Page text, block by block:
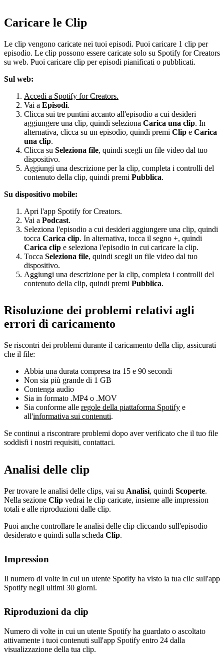
Caricare le Clip
Le clip vengono caricate nei tuoi episodi. Puoi caricare 1 clip per
episodio. Le clip possono essere caricate solo su Spotify for Creators
su web. Puoi caricare clip per episodi pianificati o pubblicati.
Sul web:
Accedi a Spotify for Creators.
Vai a Episodi.
Clicca sui tre puntini accanto all'episodio a cui desideri
aggiungere una clip, quindi seleziona Carica una clip. In
alternativa, clicca su un episodio, quindi premi Clip e Carica
una clip.
Clicca su Seleziona file, quindi scegli un file video dal tuo
dispositivo.
Aggiungi una descrizione per la clip, completa i controlli del
contenuto della clip, quindi premi Pubblica.
Su dispositivo mobile:
Apri l'app Spotify for Creators.
Vai a Podcast.
Seleziona l'episodio a cui desideri aggiungere una clip, quindi
tocca Carica clip. In alternativa, tocca il segno +, quindi
Carica clip e seleziona l'episodio in cui caricare la clip.
Tocca Seleziona file, quindi scegli un file video dal tuo
dispositivo.
Aggiungi una descrizione per la clip, completa i controlli del
contenuto della clip, quindi premi Pubblica.
Risoluzione dei problemi relativi agli
errori di caricamento
Se riscontri dei problemi durante il caricamento della clip, assicurati
che il file:
Abbia una durata compresa tra 15 e 90 secondi
Non sia più grande di 1 GB
Contenga audio
Sia in formato .MP4 o .MOV
Sia conforme alle regole della piattaforma Spotify e
all'informativa sui contenuti.
Se continui a riscontrare problemi dopo aver verificato che il tuo file
soddisfi i nostri requisiti, contattaci.
Analisi delle clip
Per trovare le analisi delle clips, vai su Analisi, quindi Scoperte.
Nella sezione Clip vedrai le clip caricate, insieme alle impression
totali e alle riproduzioni dalle clip.
Puoi anche controllare le analisi delle clip cliccando sull'episodio
desiderato e quindi sulla scheda Clip.
Impression
Il numero di volte in cui un utente Spotify ha visto la tua clic sull'app
Spotify negli ultimi 30 giorni.
Riproduzioni da clip
Numero di volte in cui un utente Spotify ha guardato o ascoltato
attivamente i tuoi contenuti sull'app Spotify entro 24 dalla
visualizzazione della tua clip.